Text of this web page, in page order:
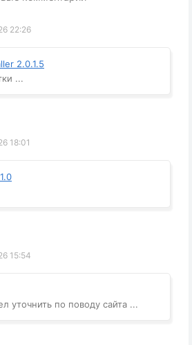
22:26
2.0.1.5
...
18:01
15:54
уточнить по поводу сайта ...